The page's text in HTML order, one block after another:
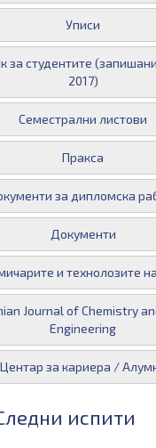
Уписи
за студентите
2017)
Семестрални листови
Пракса
за дипломска
Документи
и технолозите
Journal of Chemistry
Engineering
Центар за кариера /
испити